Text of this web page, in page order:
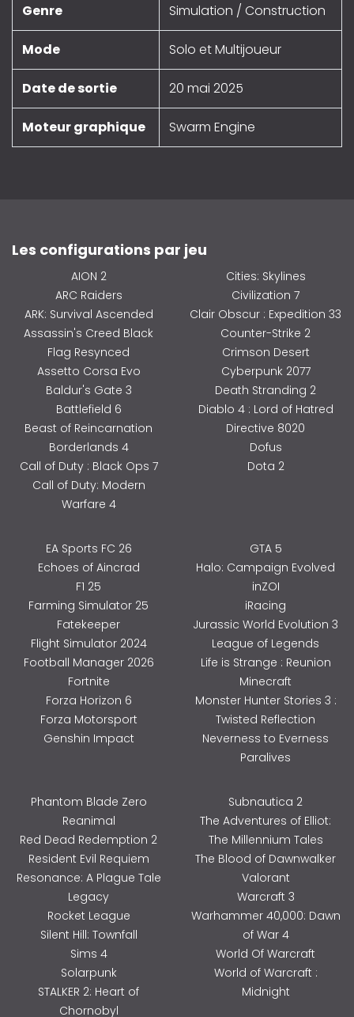
Genre Simulation / Construction
Mode Solo et Multijoueur
Date de sortie 20 mai 2025
Moteur graphique Swarm Engine
Les configurations par jeu
AION 2
ARC Raiders
ARK: Survival Ascended
Assassin's Creed Black
Flag Resynced
Assetto Corsa Evo
Baldur's Gate 3
Battlefield 6
Beast of Reincarnation
Borderlands 4
Call of Duty : Black Ops 7
Call of Duty: Modern
Warfare 4
Cities: Skylines
Civilization 7
Clair Obscur : Expedition 33
Counter-Strike 2
Crimson Desert
Cyberpunk 2077
Death Stranding 2
Diablo 4 : Lord of Hatred
Directive 8020
Dofus
Dota 2
EA Sports FC 26
Echoes of Aincrad
F1 25
Farming Simulator 25
Fatekeeper
Flight Simulator 2024
Football Manager 2026
Fortnite
Forza Horizon 6
Forza Motorsport
Genshin Impact
GTA 5
Halo: Campaign Evolved
inZOI
iRacing
Jurassic World Evolution 3
League of Legends
Life is Strange : Reunion
Minecraft
Monster Hunter Stories 3 :
Twisted Reflection
Neverness to Everness
Paralives
Phantom Blade Zero
Reanimal
Red Dead Redemption 2
Resident Evil Requiem
Resonance: A Plague Tale
Legacy
Rocket League
Silent Hill: Townfall
Sims 4
Solarpunk
STALKER 2: Heart of
Chornobyl
Subnautica 2
The Adventures of Elliot:
The Millennium Tales
The Blood of Dawnwalker
Valorant
Warcraft 3
Warhammer 40,000: Dawn
of War 4
World Of Warcraft
World of Warcraft :
Midnight